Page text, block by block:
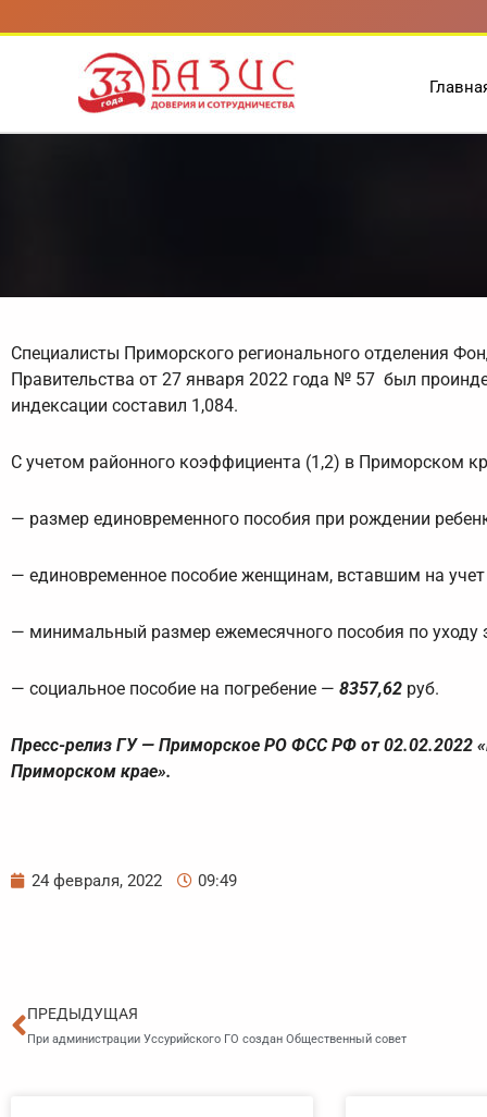
к
содержимому
Специалисты Приморского регионального отделения
Правительства от 27 января 2022 года № 57 был
индексации составил 1,084.
С учетом районного коэффициента (1,2) в Приморском
— размер единовременного пособия при рождении
— единовременное пособие женщинам, вставшим на
— минимальный размер ежемесячного пособия по уходу
— социальное пособие на погребение — 8357,62 руб.
Пресс-релиз ГУ — Приморское РО ФСС РФ от 02.02.2022
Приморском крае».
24 февраля, 2022 09:49
Пред
ПРЕДЫДУЩАЯ
При администрации Уссурийского ГО создан Общественный совет